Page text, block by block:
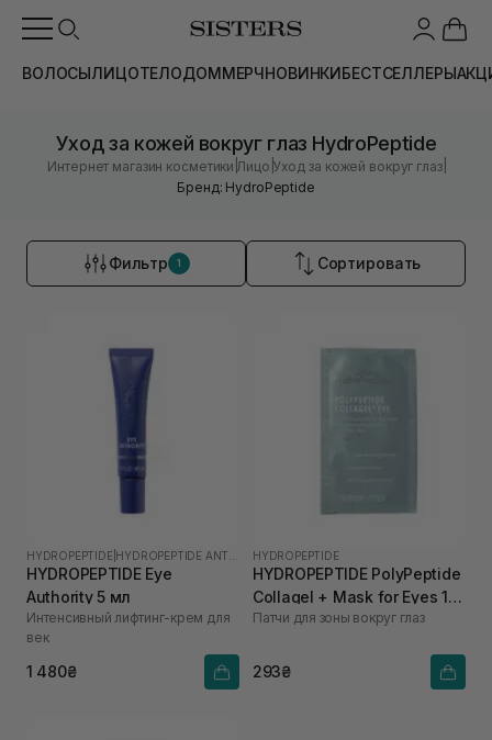
ВОЛОСЫЛИЦОТЕЛОДОММЕРЧНОВИНКИБЕСТСЕЛЛЕРЫ
Уход за кожей вокруг глаз HydroPeptide
Интернет магазин косметики |Лицо |Уход за кожей вокруг глаз|
Бренд: HydroPeptide
Фильтр 1 Сортировать
HYDROPEPTIDE
HYDROPEPTIDE Eye
Authority 5 мл
Интенсивный лифтинг-крем для
век
1 480₴
HYDROPEPTIDE
HYDROPEPTIDE PolyPeptide
Collagel + Mask for Eyes 1
шт
Патчи для зоны вокруг глаз
293₴